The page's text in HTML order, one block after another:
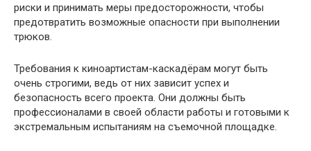
риски и принимать меры предосторожности, чтобы
предотвратить возможные опасности при выполнении
трюков.
Требования к киноартистам-каскадёрам могут быть
очень строгими, ведь от них зависит успех и
безопасность всего проекта. Они должны быть
профессионалами в своей области работы и готовыми к
экстремальным испытаниям на съемочной площадке.